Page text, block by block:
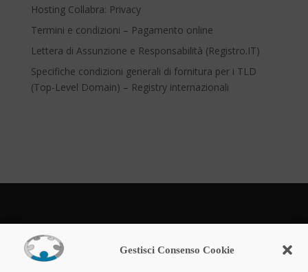
Gestisci Consenso Cookie
Hosting Collabra: Privacy
Termini e condizioni – Pagamento online
Lettera di Assunzione e Responsabilità (Registro.IT)
Specifiche condizioni generali di fornitura per i TLD
(Top-Level Domain) – Registry internazionali
Powered by